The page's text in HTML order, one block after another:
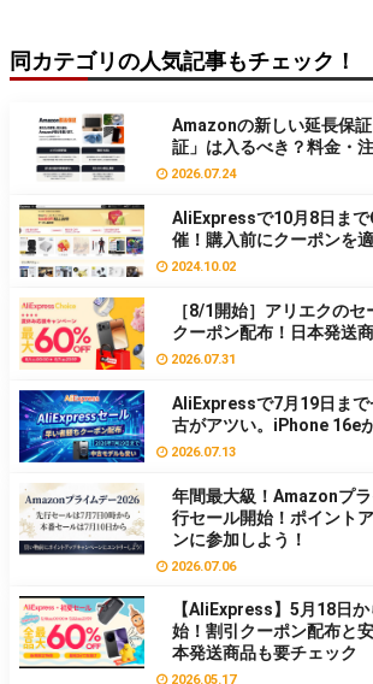
同カテゴリの人気記事もチェック！
Amazonの新しい延長保
証」は入るべき？料金・
2026.07.24
AliExpressで10月8日ま
催！購入前にクーポンを
2024.10.02
［8/1開始］アリエクのセ
クーポン配布！日本発送
2026.07.31
AliExpressで7月19日まで
古がアツい。iPhone 16e
2026.07.13
年間最大級！Amazonプ
行セール開始！ポイント
ンに参加しよう！
2026.07.06
【AliExpress】5月18日
始！割引クーポン配布と
本発送商品も要チェック
2026.05.17